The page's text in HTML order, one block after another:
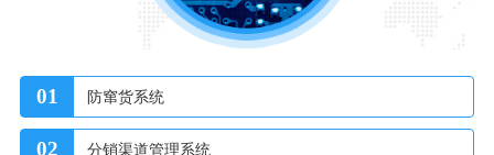
01 防窜货系统
02 分销渠道管理系统